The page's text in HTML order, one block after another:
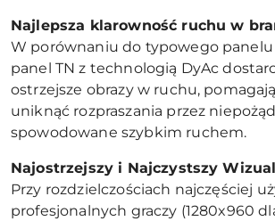
Najlepsza klarowność ruchu w
W porównaniu do typowego panelu
panel TN z technologią DyAc
ostrzejsze obrazy w ruchu,
uniknąć rozpraszania przez
spowodowane szybkim ruchem.
Najostrzejszy i Najczystszy
Przy rozdzielczościach najczęściej
profesjonalnych graczy (1280x960